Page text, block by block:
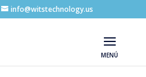
info@witstechnology.us